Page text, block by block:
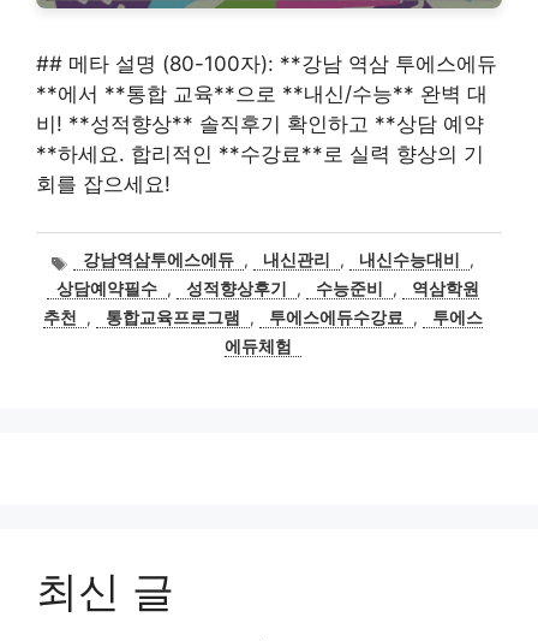
## 메타 설명 (80-100자): **강남 역삼 투에스에듀
**에서 **통합 교육**으로 **내신/수능** 완벽 대
비! **성적향상** 솔직후기 확인하고 **상담 예약
**하세요. 합리적인 **수강료**로 실력 향상의 기
회를 잡으세요!
태
그
강남역삼투에스에듀 , 내신관리 , 내신수능대비
,
상담예약필수 , 성적향상후기 , 수능준비 ,
역삼학원
추천
, 통합교육프로그램 , 투에스에듀수강료 ,
투에스
에듀체험
최신 글